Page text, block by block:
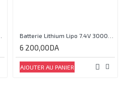
6 200,00DA
AJOUTER AU PANIER